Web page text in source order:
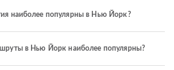
наиболее популярны в Нью Йорк?
в Нью Йорк наиболее популярны?